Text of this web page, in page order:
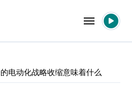
电动化战略收缩意味着什么